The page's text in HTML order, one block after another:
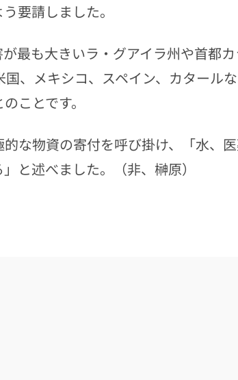
要請しました。
最も大きいラ・グアイラ州や首都
、メキシコ、スペイン、カタール
ことです。
な物資の寄付を呼び掛け、「水、
と述べました。（非、榊原）